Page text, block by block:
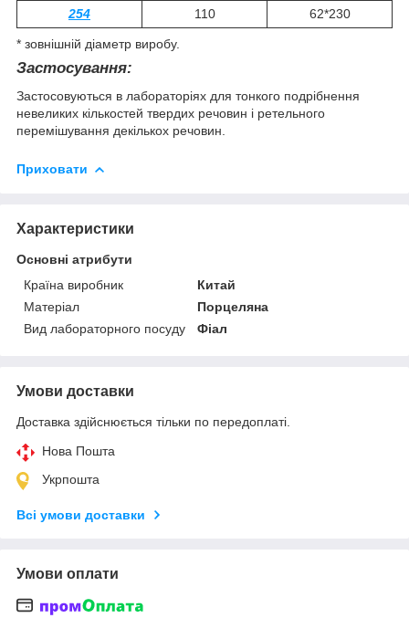
254
110 62*230
* зовнішній діаметр виробу.
Застосування:
Застосовуються в лабораторіях для тонкого подрібнення
невеликих кількостей твердих речовин і ретельного
перемішування декількох речовин.
Приховати
Характеристики
Основні атрибути
Країна виробник
Китай
Матеріал
Порцеляна
Вид лабораторного посуду
Фіал
Умови доставки
Доставка здійснюється тільки по передоплаті.
Нова Пошта
Укрпошта
Всі умови доставки
Умови оплати